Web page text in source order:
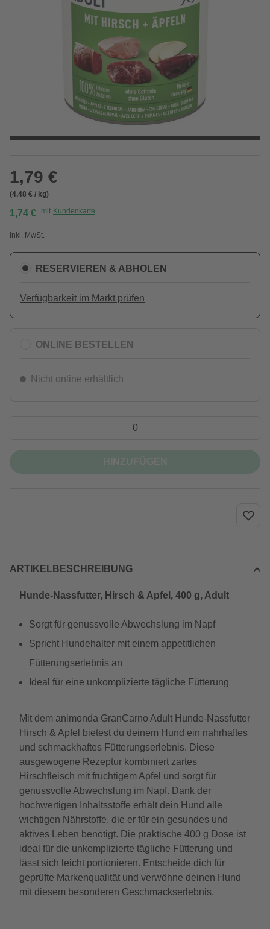
1,79 €
(4,48 € / kg)
1,74 € mit Kundenkarte
Inkl. MwSt.
RESERVIEREN & ABHOLEN
Verfügbarkeit im Markt prüfen
ONLINE BESTELLEN
Nicht online erhältlich
ARTIKELBESCHREIBUNG
Hunde-Nassfutter, Hirsch & Apfel, 400 g, Adult
Sorgt für genussvolle Abwechslung im Napf
Spricht Hundehalter mit einem appetitlichen
Fütterungserlebnis an
Ideal für eine unkomplizierte tägliche Fütterung
Mit dem animonda GranCarno Adult Hunde-Nassfutter
Hirsch & Apfel bietest du deinem Hund ein nahrhaftes
und schmackhaftes Fütterungserlebnis. Diese
ausgewogene Rezeptur kombiniert zartes
Hirschfleisch mit fruchtigem Apfel und sorgt für
genussvolle Abwechslung im Napf. Dank der
hochwertigen Inhaltsstoffe erhält dein Hund alle
wichtigen Nährstoffe, die er für ein gesundes und
aktives Leben benötigt. Die praktische 400 g Dose ist
ideal für die unkomplizierte tägliche Fütterung und
lässt sich leicht portionieren. Entscheide dich für
geprüfte Markenqualität und verwöhne deinen Hund
mit diesem besonderen Geschmackserlebnis.